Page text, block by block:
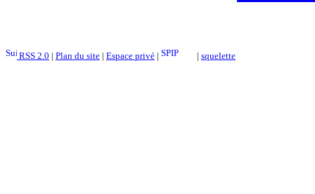
RSS 2.0 | Plan du site | Espace privé | | squelette